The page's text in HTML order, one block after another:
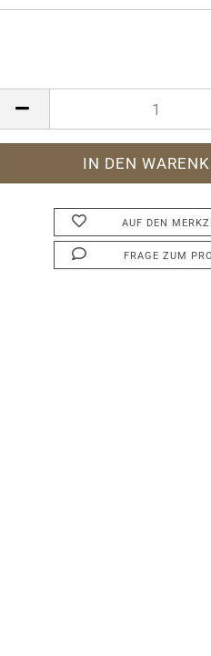
AUF DEN
FRAGE ZUM